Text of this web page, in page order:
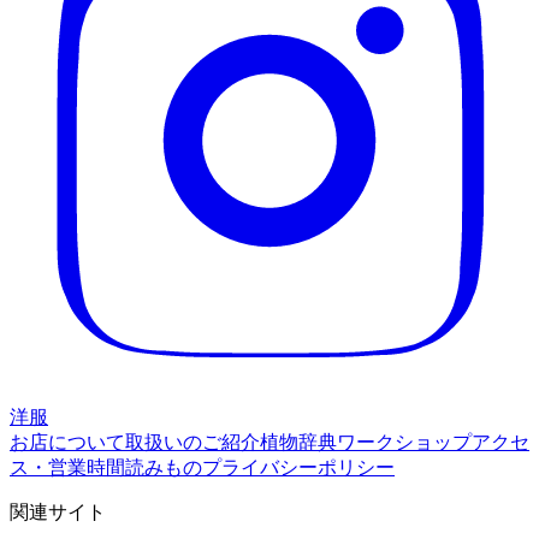
洋服
お店について取扱いのご紹介植物辞典ワークショップアクセ
ス・営業時間読みものプライバシーポリシー
関連サイト